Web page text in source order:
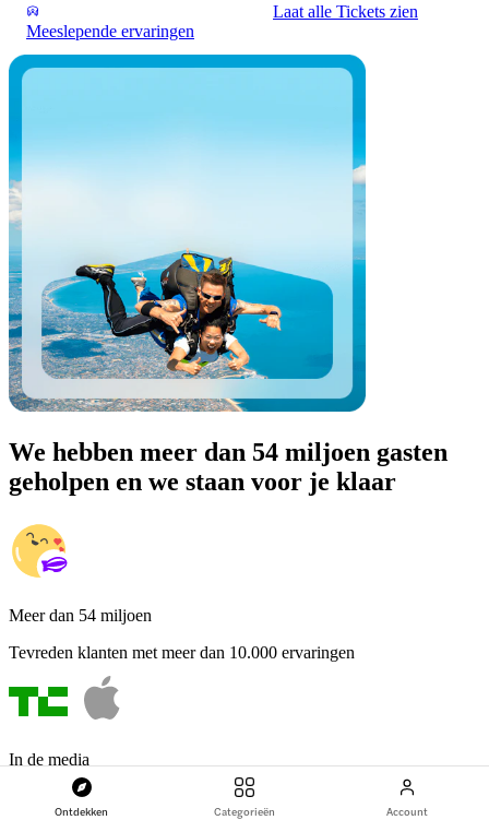
Ontdekken Categorieën Account
Meeslepende ervaringen
Laat alle Tickets zien
We hebben meer dan 54 miljoen gasten
geholpen en we staan voor je klaar
Meer dan 54 miljoen
Tevreden klanten met meer dan 10.000 ervaringen
In de media
Uitgelicht en aanbevolen door de beste merken